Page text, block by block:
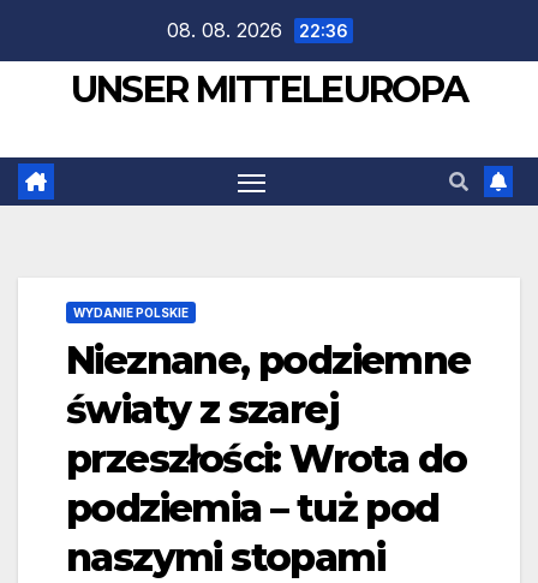
springen
08. 08. 2026 22:36
UNSER MITTELEUROPA
WYDANIE POLSKIE
Nieznane, podziemne
światy z szarej
przeszłości: Wrota do
podziemia – tuż pod
naszymi stopami